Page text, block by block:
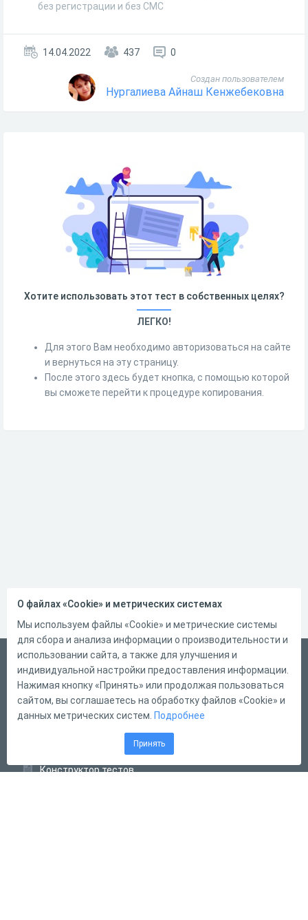
без регистрации и без СМС
14.04.2022 437 0
Создан пользователем
Нургалиева Айнаш Кенжебековна
Хотите использовать этот тест в собственных целях?
ЛЕГКО!
Для этого Вам необходимо авторизоваться на сайте
и вернуться на эту страницу.
После этого здесь будет кнопка, с помощью которой
вы сможете перейти к процедуре копирования.
Русский
Справка
Форма обратной связи
Конструктор тестов
О файлах «Cookie» и метрических системах
Мы используем файлы «Cookie» и метрические системы
для сбора и анализа информации о производительности и
использовании сайта, а также для улучшения и
индивидуальной настройки предоставления информации.
Нажимая кнопку «Принять» или продолжая пользоваться
сайтом, вы соглашаетесь на обработку файлов «Cookie» и
данных метрических систем. Подробнее
Принять